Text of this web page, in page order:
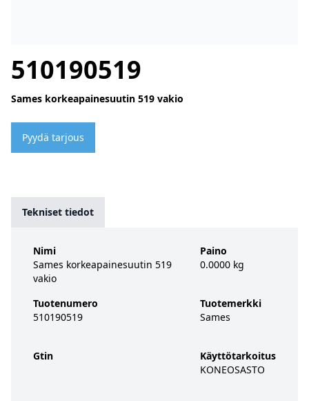
510190519
Sames korkeapainesuutin 519 vakio
Pyydä tarjous
Tekniset tiedot
Nimi
Sames korkeapainesuutin 519
vakio
Tuotenumero
510190519
Gtin
Paino
0.0000 kg
Tuotemerkki
Sames
Käyttötarkoitus
KONEOSASTO